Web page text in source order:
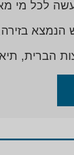
לכל מי
הנמצא